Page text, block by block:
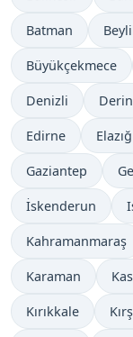
Batman
Büyükçekmece
Denizli
Edirne Elazığ
Gaziantep
İskenderun
Kahramanmaraş
Karaman
Kırıkkale